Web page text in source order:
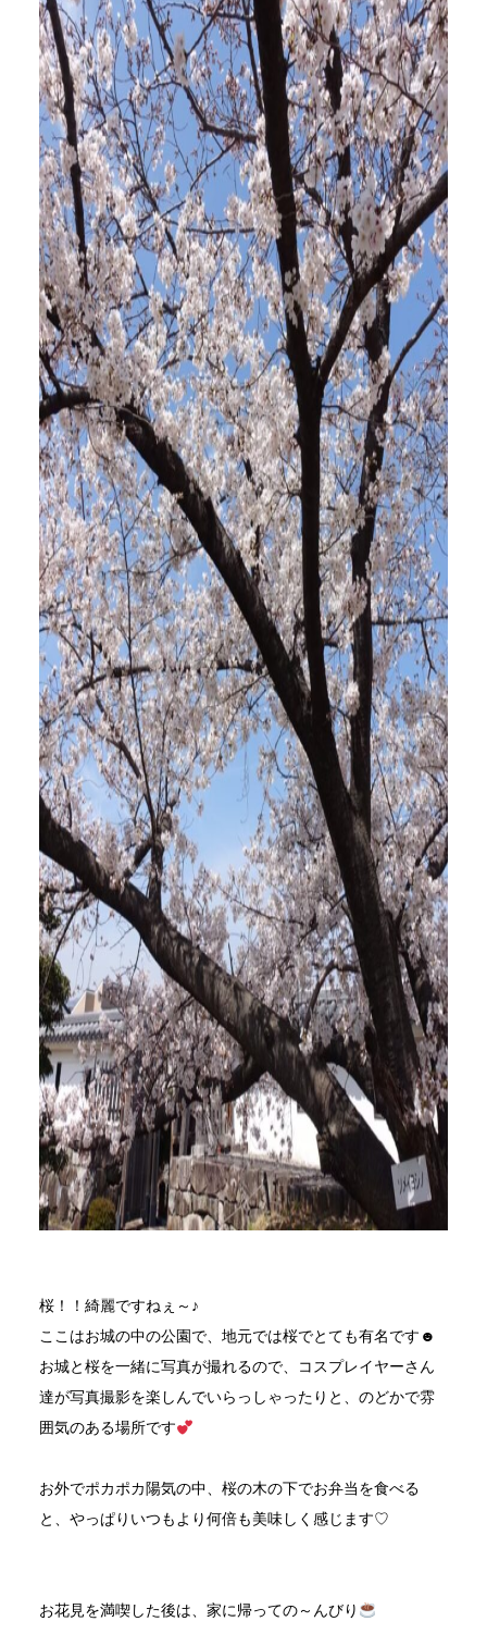
桜！！綺麗ですねぇ～♪
ここはお城の中の公園で、地元では桜でとても有名です☻
お城と桜を一緒に写真が撮れるので、コスプレイヤーさん
達が写真撮影を楽しんでいらっしゃったりと、のどかで雰
囲気のある場所です
お外でポカポカ陽気の中、桜の木の下でお弁当を食べる
と、やっぱりいつもより何倍も美味しく感じます♡
お花見を満喫した後は、家に帰っての～んびり